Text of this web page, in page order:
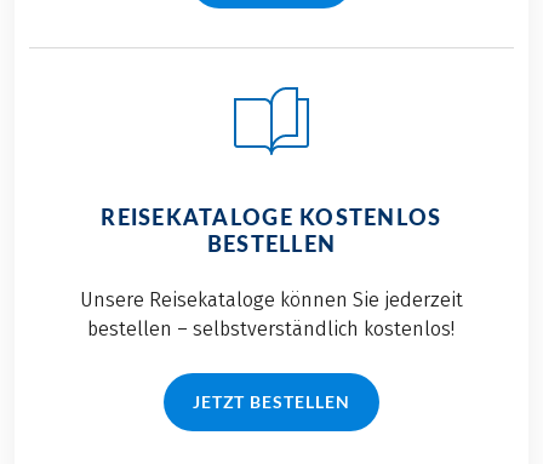
REISEKATALOGE KOSTENLOS
BESTELLEN
Unsere Reisekataloge können Sie jederzeit
bestellen – selbstverständlich kostenlos!
JETZT BESTELLEN